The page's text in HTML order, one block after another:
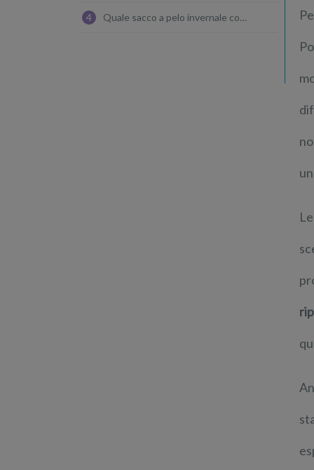
4 Quale sacco a pelo invernale comprare